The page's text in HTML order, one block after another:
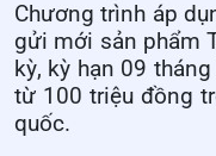
Chương trình áp
gửi mới sản phẩm
kỳ, kỳ hạn 09
từ 100 triệu đồng
quốc.